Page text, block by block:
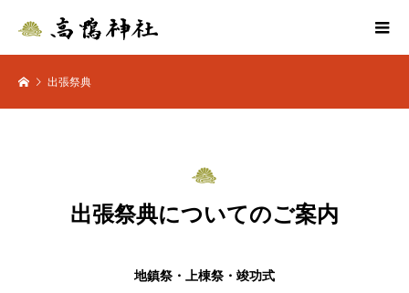
出張祭典
出張祭典についてのご案内
地鎮祭・上棟祭・竣功式